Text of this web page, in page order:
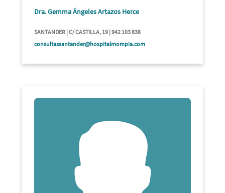
Dra. Gemma Ángeles Artazos Herce
SANTANDER | C/ CASTILLA, 19 | 942 103 838
consultassantander@hospitalmompia.com